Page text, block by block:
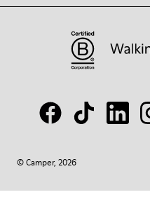
© Camper, 2026